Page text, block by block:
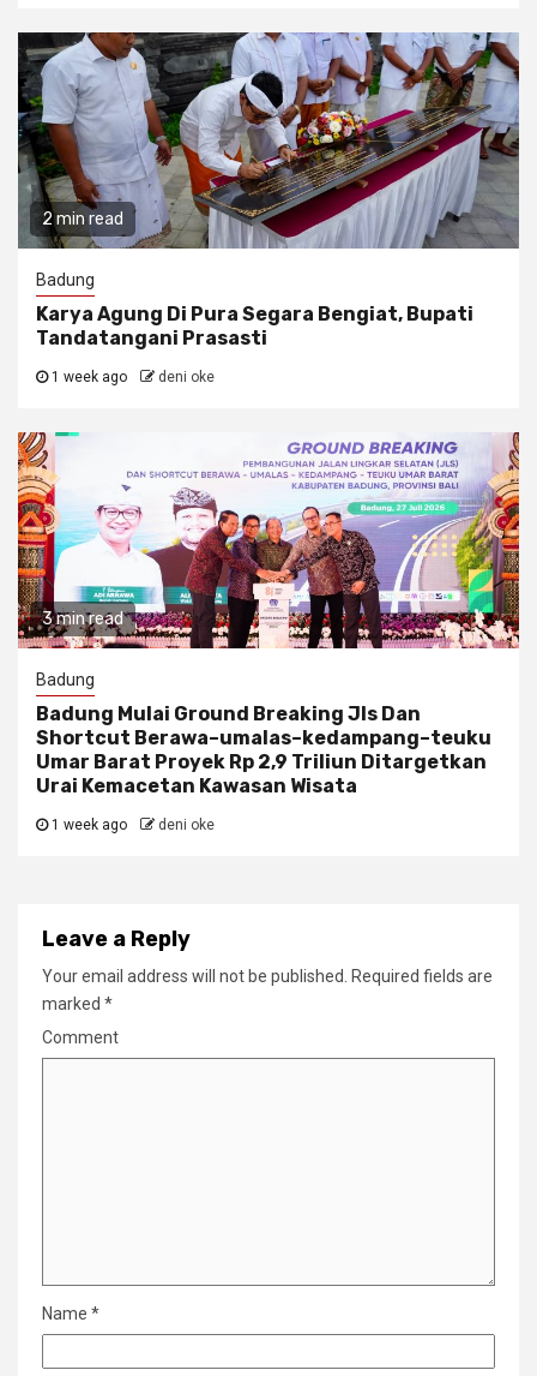
2 min read
Badung
Karya Agung Di Pura Segara Bengiat, Bupati
Tandatangani Prasasti
1 week ago deni oke
3 min read
Badung
Badung Mulai Ground Breaking Jls Dan
Shortcut Berawa–umalas–kedampang–teuku
Umar Barat Proyek Rp 2,9 Triliun Ditargetkan
Urai Kemacetan Kawasan Wisata
1 week ago deni oke
Leave a Reply
Your email address will not be published.
Required fields are
marked *
Comment
Name *